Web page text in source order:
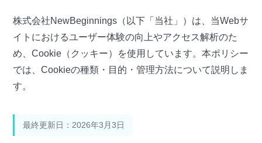
株式会社NewBeginnings（以下「当社」）は、当Webサ
イトにおけるユーザー体験の向上やアクセス解析のた
め、Cookie（クッキー）を使用しています。本ポリシー
では、Cookieの種類・目的・管理方法について説明しま
す。
最終更新日：2026年3月3日